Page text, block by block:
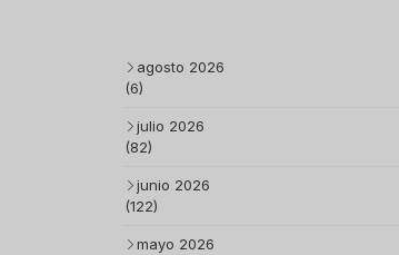
agosto 2026
(6)
julio 2026
(82)
junio 2026
(122)
mayo 2026